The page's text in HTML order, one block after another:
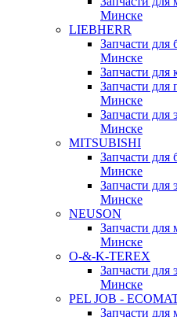
Минске
LIEBHERR
Запчасти для
Минске
Запчасти
Запчасти для
Минске
Запчасти для
Минске
MITSUBISHI
Запчасти для
Минске
Запчасти для
Минске
NEUSON
Запчасти для
Минске
O-&-K-TEREX
Запчасти для
Минске
PEL JOB -
Запчасти для